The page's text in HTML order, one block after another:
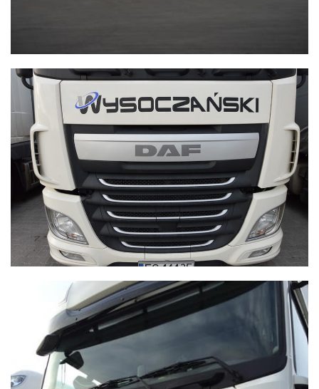
WYSOCZAŃSKI
Transport - Logistyka
WYSOCZAŃSKI
Transport - Logistyka